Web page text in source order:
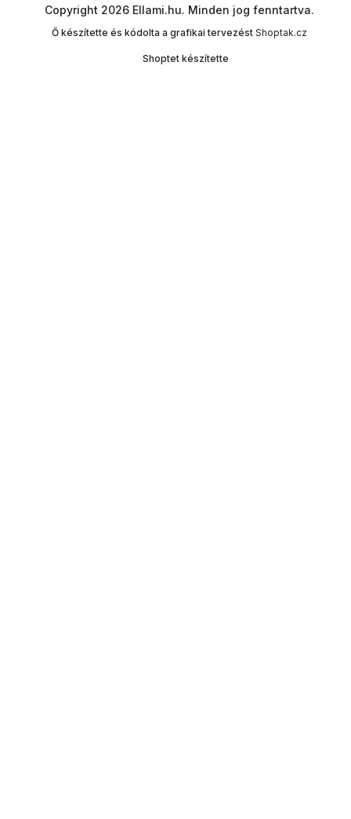
Shoptet készítette
Copyright 2026 Ellami.hu. Minden jog fenntartva.
Ő készítette és kódolta a grafikai tervezést Shoptak.cz